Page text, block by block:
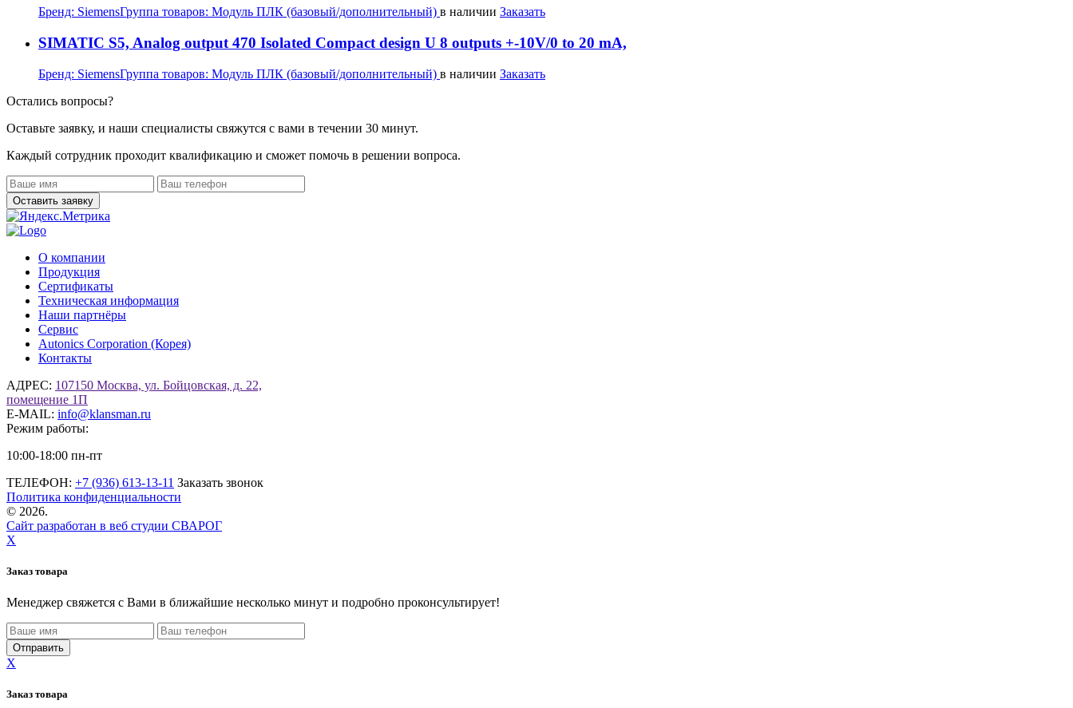
Бренд: SiemensГруппа товаров: Модуль ПЛК (базовый/дополнительный) в наличии Заказать
SIMATIC S5, Analog output 470 Isolated Compact design U 8 outputs +-10V/0 to 20 mA,
Бренд: SiemensГруппа товаров: Модуль ПЛК (базовый/дополнительный) в наличии Заказать
Остались вопросы?
Оставьте заявку, и наши специалисты свяжутся с вами в течении 30 минут.
Каждый сотрудник проходит квалификацию и сможет помочь в решении вопроса.
О компании
Продукция
Сертификаты
Техническая информация
Наши партнёры
Сервис
Autonics Corporation (Корея)
Контакты
АДРЕС: 107150 Москва, ул. Бойцовская, д. 22,
помещение 1П
E-MAIL: info@klansman.ru
Режим работы:
10:00-18:00 пн-пт
ТЕЛЕФОН: +7 (936) 613-13-11 Заказать звонок
Политика конфиденциальности
© 2026.
Сайт разработан в веб студии СВАРОГ
X
Заказ товара
Менеджер свяжется с Вами в ближайшие несколько минут и подробно проконсультирует!
X
Заказ товара